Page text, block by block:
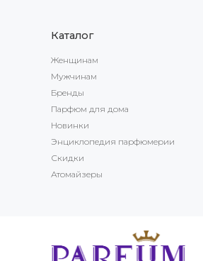
Каталог
Женщинам
Мужчинам
Бренды
Парфюм для дома
Новинки
Энциклопедия парфюмерии
Скидки
Атомайзеры